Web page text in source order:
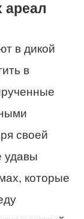
ареал
в дикой
в
своей
удавы
которые